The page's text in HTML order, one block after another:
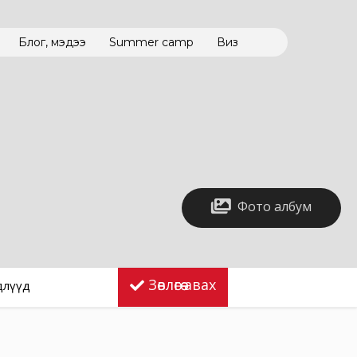
Блог, мэдээ Summer camp Виз
Фото албум
Зөвлөгөө авах